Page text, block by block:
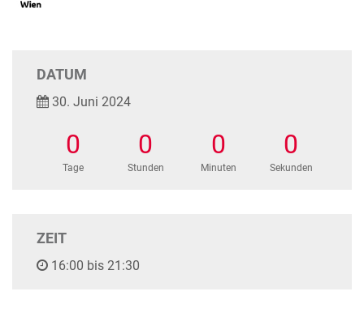
DATUM
30. Juni 2024
0
Tage
0
Stunden
0
Minuten
0
Sekunden
ZEIT
16:00 bis 21:30